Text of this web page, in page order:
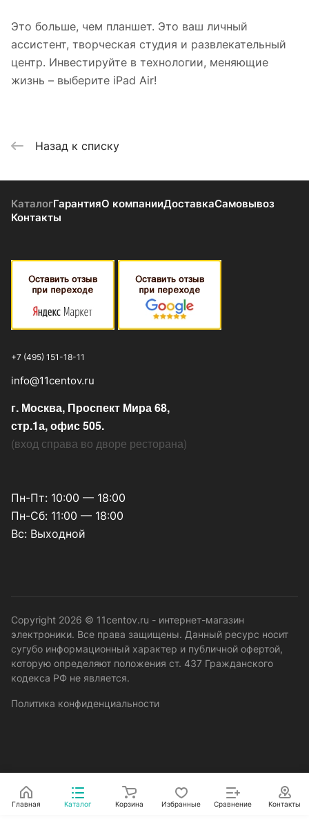
Это больше, чем планшет. Это ваш личный
ассистент, творческая студия и развлекательный
центр. Инвестируйте в технологии, меняющие
жизнь – выберите iPad Air!
Назад к списку
КаталогГарантияО компанииДоставкаСамовывоз
Контакты
+7 (495) 151-18-11
info@11centov.ru
г. Москва, Проспект Мира 68,
стр.1а, офис 505.
(вход справа во дворе ресторана)
Пн-Пт: 10:00 — 18:00
Пн-Сб: 11:00 — 18:00
Вс: Выходной
Copyright 2026 © 11centov.ru - интернет-магазин
электроники. Все права защищены. Данный ресурс носит
сугубо информационный характер и публичной офертой,
которую определяют положения ст. 437 Гражданского
кодекса РФ не является.
Политика конфиденциальности
Главная Каталог Корзина Избранные Сравнение Контакты